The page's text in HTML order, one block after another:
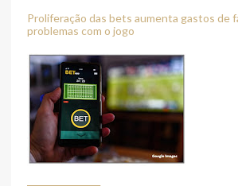
Proliferação das bets aumenta gastos de
problemas com o jogo